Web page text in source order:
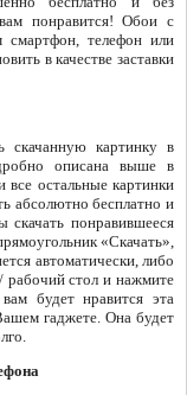
понравится! Обои с
телефон или
в качестве заставки
скачанную картинку в
описана выше в
все остальные картинки
абсолютно бесплатно и
скачать понравившееся
«Скачать»,
автоматически, либо
рабочий стол и нажмите
будет нравится эта
гаджете. Она будет